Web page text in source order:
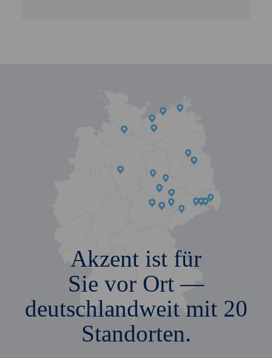
Akzent ist für
Sie vor Ort —
deutschlandweit mit 20
Standorten.